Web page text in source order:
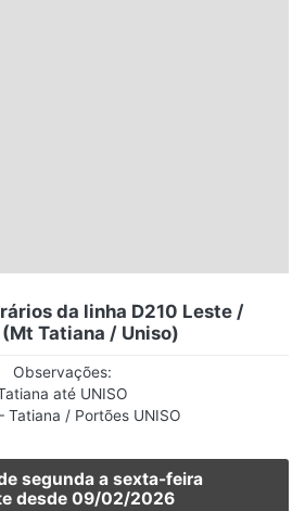
da linha D210 Leste /
Tatiana / Uniso)
Observações:
até UNISO
Tatiana / Portões UNISO
segunda a sexta-feira
desde 09/02/2026